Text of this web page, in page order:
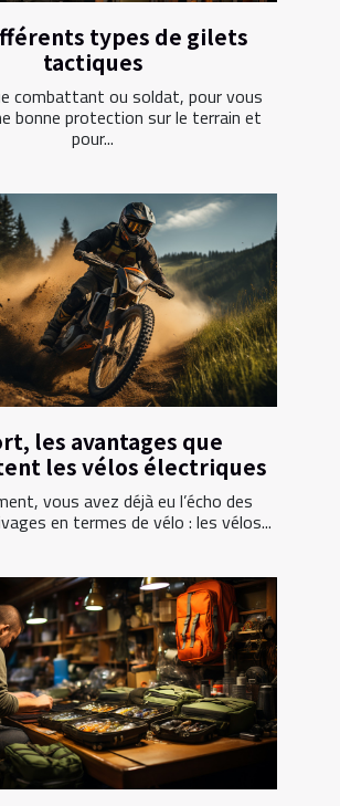
types de gilets
tactiques
combattant ou soldat, pour vous
bonne protection sur le terrain et
pour...
les avantages que
les vélos électriques
vous avez déjà eu l’écho des
en termes de vélo : les vélos...